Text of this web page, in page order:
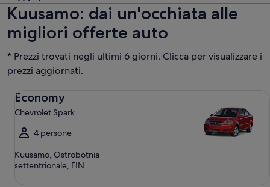
Kuusamo: dai un'occhiata alle
migliori offerte auto
* Prezzi trovati negli ultimi 6 giorni. Clicca per visualizzare i
prezzi aggiornati.
Economy
Chevrolet Spark
4 persone
Kuusamo, Ostrobotnia
settentrionale, FIN